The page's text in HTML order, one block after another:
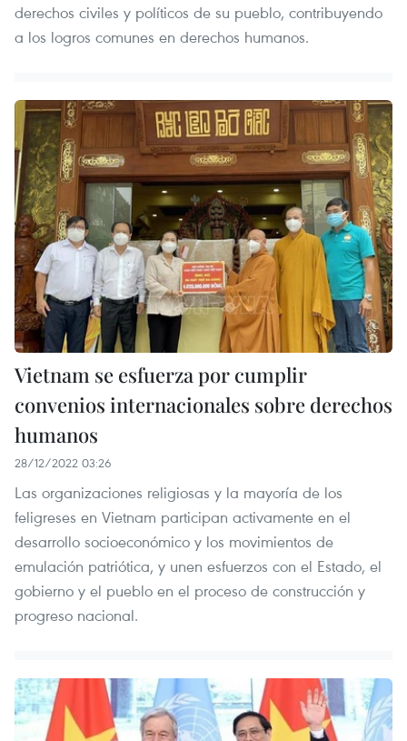
derechos civiles y políticos de su pueblo, contribuyendo
a los logros comunes en derechos humanos.
Vietnam se esfuerza por cumplir
convenios internacionales sobre derechos
humanos
28/12/2022 03:26
Las organizaciones religiosas y la mayoría de los
feligreses en Vietnam participan activamente en el
desarrollo socioeconómico y los movimientos de
emulación patriótica, y unen esfuerzos con el Estado, el
gobierno y el pueblo en el proceso de construcción y
progreso nacional.